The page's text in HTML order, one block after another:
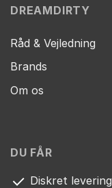
DREAMDIRTY
Råd & Vejledning
Brands
Om os
DU FÅR
Diskret levering